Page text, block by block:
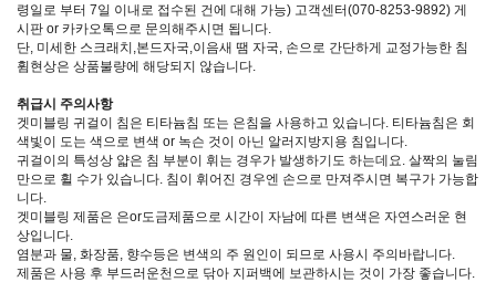
령일로 부터 7일 이내로 접수된 건에 대해 가능) 고객센터(070-8253-9892) 게
시판 or 카카오톡으로 문의해주시면 됩니다.
단, 미세한 스크래치,본드자국,이음새 땜 자국, 손으로 간단하게 교정가능한 침
휨현상은 상품불량에 해당되지 않습니다.
취급시 주의사항
겟미블링 귀걸이 침은 티타늄침 또는 은침을 사용하고 있습니다. 티타늄침은 회
색빛이 도는 색으로 변색 or 녹슨 것이 아닌 알러지방지용 침입니다.
귀걸이의 특성상 얇은 침 부분이 휘는 경우가 발생하기도 하는데요. 살짝의 눌림
만으로 휠 수가 있습니다. 침이 휘어진 경우엔 손으로 만져주시면 복구가 가능합
니다.
겟미블링 제품은 은or도금제품으로 시간이 자남에 따른 변색은 자연스러운 현
상입니다.
염분과 물, 화장품, 향수등은 변색의 주 원인이 되므로 사용시 주의바랍니다.
제품은 사용 후 부드러운천으로 닦아 지퍼백에 보관하시는 것이 가장 좋습니다.